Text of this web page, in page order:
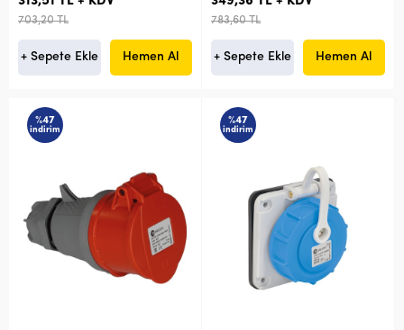
703,20 TL
+ Sepete Ekle Hemen Al
783,60 TL
+ Sepete Ekle Hemen Al
%47
indirim
%47
indirim